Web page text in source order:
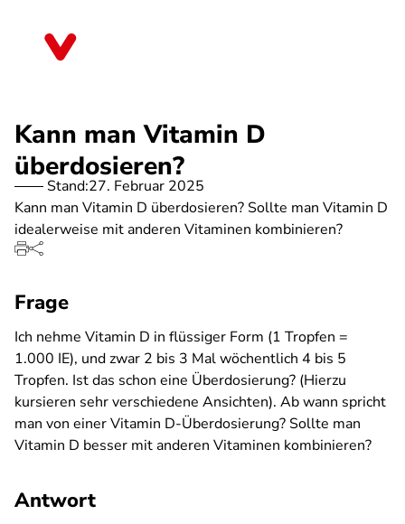
Kann man Vitamin D
überdosieren?
Stand:27. Februar 2025
Kann man Vitamin D überdosieren? Sollte man Vitamin D
idealerweise mit anderen Vitaminen kombinieren?
Frage
Ich nehme Vitamin D in flüssiger Form (1 Tropfen =
1.000 IE), und zwar 2 bis 3 Mal wöchentlich 4 bis 5
Tropfen. Ist das schon eine Überdosierung? (Hierzu
kursieren sehr verschiedene Ansichten). Ab wann spricht
man von einer Vitamin D-Überdosierung? Sollte man
Vitamin D besser mit anderen Vitaminen kombinieren?
Antwort